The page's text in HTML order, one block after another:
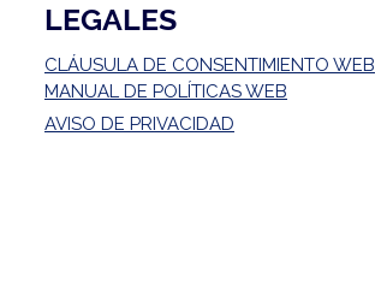
CLÁUSULA DE CONSENTIMIENTO WEB
MANUAL DE POLÍTICAS WEB
AVISO DE PRIVACIDAD
LEGALES